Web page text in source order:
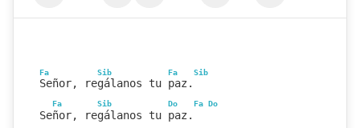
Fa Sib Fa Sib
Señor, regálanos tu paz.
Fa Sib Do Fa Do
Señor, regálanos tu paz.